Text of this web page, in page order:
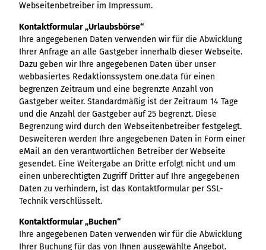
Webseitenbetreiber im Impressum.
Kontaktformular „Urlaubsbörse“
Ihre angegebenen Daten verwenden wir für die Abwicklung
Ihrer Anfrage an alle Gastgeber innerhalb dieser Webseite.
Dazu geben wir Ihre angegebenen Daten über unser
webbasiertes Redaktionssystem one.data für einen
begrenzen Zeitraum und eine begrenzte Anzahl von
Gastgeber weiter. Standardmäßig ist der Zeitraum 14 Tage
und die Anzahl der Gastgeber auf 25 begrenzt. Diese
Begrenzung wird durch den Webseitenbetreiber festgelegt.
Desweiteren werden Ihre angegebenen Daten in Form einer
eMail an den verantwortlichen Betreiber der Webseite
gesendet. Eine Weitergabe an Dritte erfolgt nicht und um
einen unberechtigten Zugriff Dritter auf Ihre angegebenen
Daten zu verhindern, ist das Kontaktformular per SSL-
Technik verschlüsselt.
Kontaktformular „Buchen“
Ihre angegebenen Daten verwenden wir für die Abwicklung
Ihrer Buchung für das von Ihnen ausgewählte Angebot.